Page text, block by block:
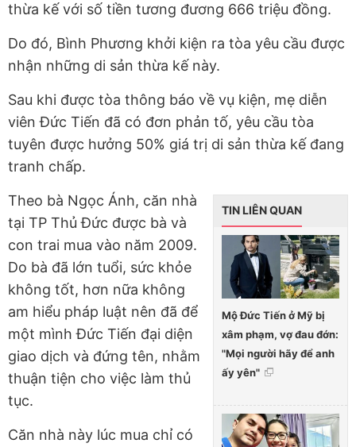
thừa kế với số tiền tương đương 666 triệu đồng.
Do đó, Bình Phương khởi kiện ra tòa yêu cầu được
nhận những di sản thừa kế này.
Sau khi được tòa thông báo về vụ kiện, mẹ diễn
viên Đức Tiến đã có đơn phản tố, yêu cầu tòa
tuyên được hưởng 50% giá trị di sản thừa kế đang
tranh chấp.
TIN LIÊN QUAN
Mộ Đức Tiến ở Mỹ bị
xâm phạm, vợ đau đớn:
"Mọi người hãy để anh
ấy yên"
Theo bà Ngọc Ánh, căn nhà
tại TP Thủ Đức được bà và
con trai mua vào năm 2009.
Do bà đã lớn tuổi, sức khỏe
không tốt, hơn nữa không
am hiểu pháp luật nên đã để
một mình Đức Tiến đại diện
giao dịch và đứng tên, nhằm
thuận tiện cho việc làm thủ
tục.
Căn nhà này lúc mua chỉ có